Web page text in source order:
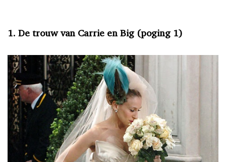
1. De trouw van Carrie en Big (poging 1)